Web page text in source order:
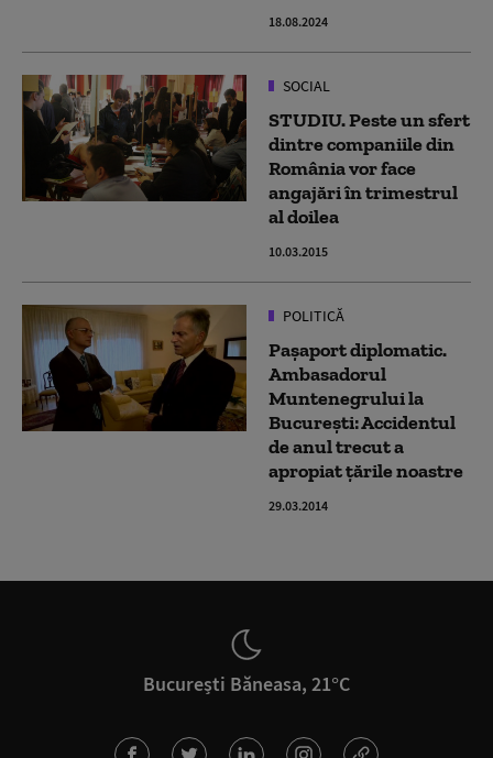
18.08.2024
SOCIAL
STUDIU. Peste un sfert
dintre companiile din
România vor face
angajări în trimestrul
al doilea
10.03.2015
POLITICĂ
Pașaport diplomatic.
Ambasadorul
Muntenegrului la
București: Accidentul
de anul trecut a
apropiat țările noastre
29.03.2014
București Băneasa, 21°C